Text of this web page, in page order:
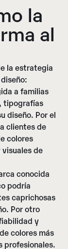
la
al
la estrategia
a familias
tipografías
diseño. Por el
clientes de
colores
de
conocida
podría
caprichosas
Por otro
y
colores más
profesionales.